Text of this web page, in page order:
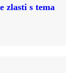
zlasti s tema